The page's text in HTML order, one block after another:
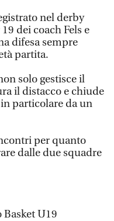
nel derby
dei coach Fels e
difesa sempre
partita.
solo gestisce il
il distacco e chiude
particolare da un
per quanto
dalle due squadre
Basket U19